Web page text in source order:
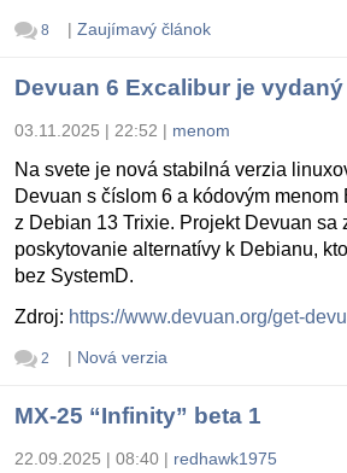
8 | Zaujímavý článok
Devuan 6 Excalibur je vydaný
03.11.2025 | 22:52 | menom
Na svete je nová stabilná verzia
Devuan s číslom 6 a kódovým menom
z Debian 13 Trixie. Projekt Devuan sa
poskytovanie alternatívy k Debianu,
bez SystemD.
Zdroj: https://www.devuan.org/get-
2 | Nová verzia
MX-25 “Infinity” beta 1
22.09.2025 | 08:40 | redhawk1975